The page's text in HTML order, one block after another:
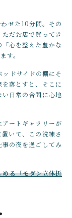
せた10分間。その
だお店で買ってき
心を整えた豊かな
す。
ドサイドの棚にそ
落とすと、そこに
日常の合間に心地
ートギャラリーが
いて、この洗練さ
の夜を過ごしてみ
る「モダン立体折